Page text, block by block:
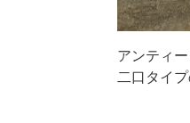
アンティ
二口タイ